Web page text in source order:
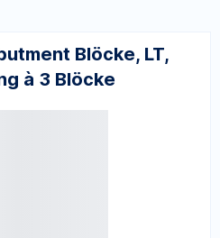
Blöcke, LT,
à 3 Blöcke